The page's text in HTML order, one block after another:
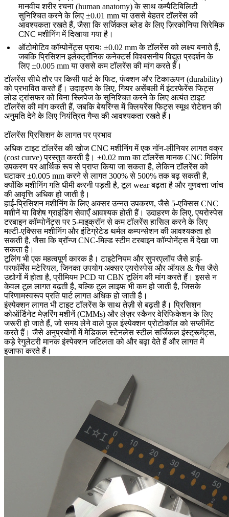
मानवीय शरीर रचना (human anatomy) के साथ कम्पैटिबिलिटी
सुनिश्चित करने के लिए ±0.01 mm या उससे बेहतर टॉलरेंस की
आवश्यकता रखते हैं, जैसा किसर्जिकल ब्लेड के लिए ज़िरकोनिया सिरेमिक
CNC मशीनिंगमें दिखाया गया है।
ऑटोमोटिव कॉम्पोनेंट्स प्रायः ±0.02 mm के टॉलरेंस को लक्ष्य बनाते हैं,
जबकि प्रिसिशन इलेक्ट्रॉनिक कनेक्टर्स विश्वसनीय विद्युत प्रदर्शन के
लिए ±0.005 mm या उससे कम टॉलरेंस की मांग करते हैं।
टॉलरेंस सीधे तौर पर किसी पार्ट के फिट, फंक्शन और टिकाऊपन (durability)
को प्रभावित करते हैं। उदाहरण के लिए, गियर असेंबली में इंटरफेरेंस फिट्स
लोड ट्रांसफर को बिना स्लिपेज के सुनिश्चित करने के लिए अत्यंत टाइट
टॉलरेंस की मांग करती हैं, जबकि बेयरिंग्स में क्लियरेंस फिट्स स्मूथ रोटेशन की
अनुमति देने के लिए नियंत्रित गैप्स की आवश्यकता रखते हैं।
टॉलरेंस प्रिसिशन के लागत पर प्रभाव
अधिक टाइट टॉलरेंस की खोज CNC मशीनिंग में एक नॉन-लीनियर लागत वक्र
(cost curve) प्रस्तुत करती है। ±0.02 mm का टॉलरेंस मानक CNC मिलिंग
उपकरण पर आर्थिक रूप से प्राप्त किया जा सकता है, लेकिन टॉलरेंस को
घटाकर ±0.005 mm करने से लागत 300% से 500% तक बढ़ सकती है,
क्योंकि मशीनिंग गति धीमी करनी पड़ती है, टूल wear बढ़ता है और गुणवत्ता जांच
की आवृत्ति अधिक हो जाती है।
हाई-प्रिसिशन मशीनिंग के लिए अक्सर उन्नत उपकरण, जैसे 5-एक्सिस CNC
मशीनें या विशेष ग्राइंडिंग सेवाएँ आवश्यक होती हैं। उदाहरण के लिए, एयरोस्पेस
टरबाइन कॉम्पोनेंट्स पर 5-माइक्रॉन से कम टॉलरेंस हासिल करने के लिए
मल्टी-एक्सिस मशीनिंग और इंटिग्रेटेड थर्मल कम्पन्सेशन की आवश्यकता हो
सकती है, जैसा किब्रॉन्ज CNC-मिल्ड स्टीम टरबाइन कॉम्पोनेंट्समें देखा जा
सकता है।
टूलिंग भी एक महत्वपूर्ण कारक है। टाइटेनियम और सुपरएलॉय जैसे हाई-
परफॉर्मेंस मटेरियल, जिनका उपयोग अक्सर एयरोस्पेस और ऑयल & गैस जैसे
उद्योगों में होता है, प्रीमियम PCD या CBN टूलिंग की मांग करते हैं। इससे न
केवल टूल लागत बढ़ती है, बल्कि टूल लाइफ भी कम हो जाती है, जिसके
परिणामस्वरूप प्रति पार्ट लागत अधिक हो जाती है।
इंस्पेक्शन लागत भी टाइट टॉलरेंस के साथ तेज़ी से बढ़ती हैं। प्रिसिशन
कोऑर्डिनेट मेज़रिंग मशीनें (CMMs) और लेज़र स्कैनर वेरिफिकेशन के लिए
जरूरी हो जाते हैं, जो समय लेने वाले फुल इंस्पेक्शन प्रोटोकॉल को सप्लीमेंट
करते हैं। जैसे अनुप्रयोगों मेंमेडिकल स्टेनलेस स्टील सर्जिकल इंस्ट्रूमेंट्स,
कड़े रेगुलेटरी मानक इंस्पेक्शन जटिलता को और बढ़ा देते हैं और लागत में
इजाफा करते हैं।